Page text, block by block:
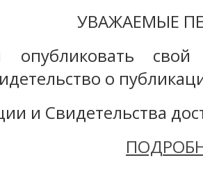
УВАЖАЕМЫЕ
опубликовать
о
и Свидетельства